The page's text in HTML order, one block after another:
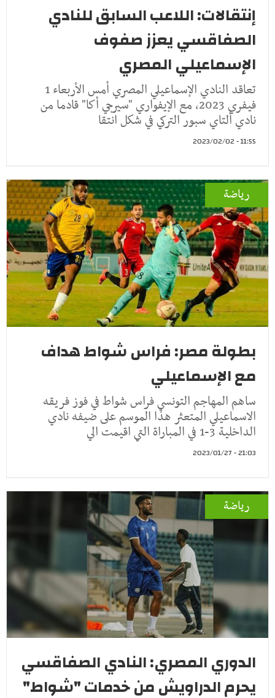
إنتقالات: اللاعب السابق للنادي
الصفاقسي يعزز صفوف
الإسماعيلي المصري
تعاقد النادي الإسماعيلي المصري أمس الأربعاء 1
فيفري 2023، مع الإيفواري "سيرجي أكا" قادما من
نادي ألتاي سبور التركي في شكل انتقا
11:55 - 2023/02/02
رياضة
بطولة مصر: فراس شواط هداف
مع الإسماعيلي
ساهم المهاجم التونسي فراس شواط في فوز فريقه
الاسماعيلي المتعثر هذا الموسم على ضيفه نادي
الداخلية 3-1 في المباراة التي اقيمت الي
21:03 - 2023/01/27
رياضة
الدوري المصري: النادي الصفاقسي
يحرم الدراويش من خدمات "شواط"